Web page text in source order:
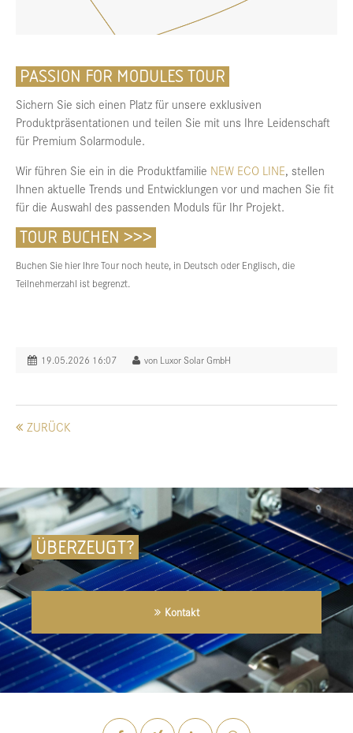
PASSION FOR MODULES TOUR
Sichern Sie sich einen Platz für unsere exklusiven
Produktpräsentationen und teilen Sie mit uns Ihre Leidenschaft
für Premium Solarmodule.
Wir führen Sie ein in die Produktfamilie NEW ECO LINE, stellen
Ihnen aktuelle Trends und Entwicklungen vor und machen Sie fit
für die Auswahl des passenden Moduls für Ihr Projekt.
TOUR BUCHEN >>>
Buchen Sie hier Ihre Tour noch heute, in Deutsch oder Englisch, die
Teilnehmerzahl ist begrenzt.
19.05.2026 16:07 von Luxor Solar GmbH
ZURÜCK
ÜBERZEUGT?
Kontakt